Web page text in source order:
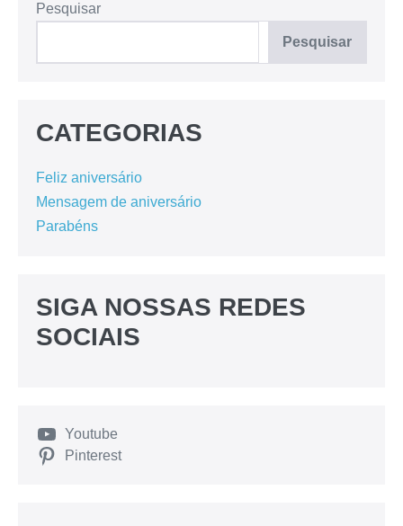
Pesquisar
Pesquisar
CATEGORIAS
Feliz aniversário
Mensagem de aniversário
Parabéns
SIGA NOSSAS REDES
SOCIAIS
Youtube
Pinterest